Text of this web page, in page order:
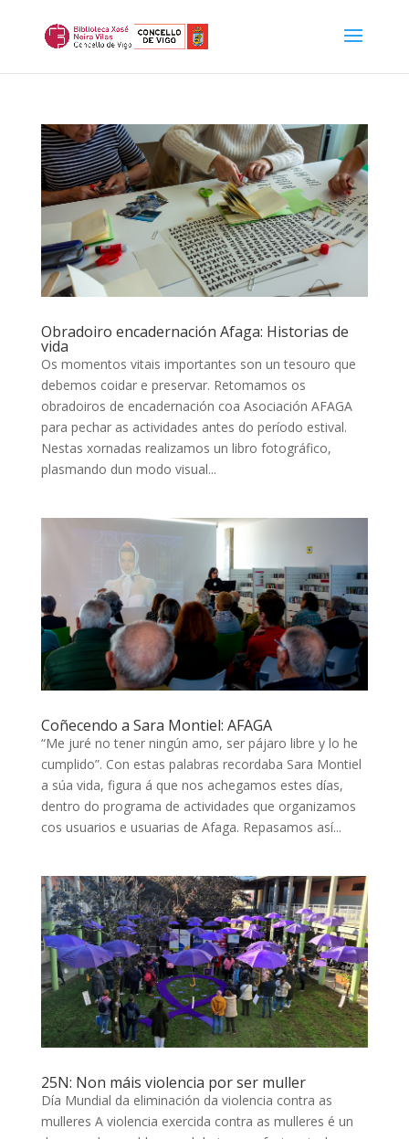
Obradoiro encadernación Afaga: Historias de
vida
Os momentos vitais importantes son un tesouro que
debemos coidar e preservar. Retomamos os
obradoiros de encadernación coa Asociación AFAGA
para pechar as actividades antes do período estival.
Nestas xornadas realizamos un libro fotográfico,
plasmando dun modo visual...
Coñecendo a Sara Montiel: AFAGA
“Me juré no tener ningún amo, ser pájaro libre y lo he
cumplido”. Con estas palabras recordaba Sara Montiel
a súa vida, figura á que nos achegamos estes días,
dentro do programa de actividades que organizamos
cos usuarios e usuarias de Afaga. Repasamos así...
25N: Non máis violencia por ser muller
Día Mundial da eliminación da violencia contra as
mulleres A violencia exercida contra as mulleres é un